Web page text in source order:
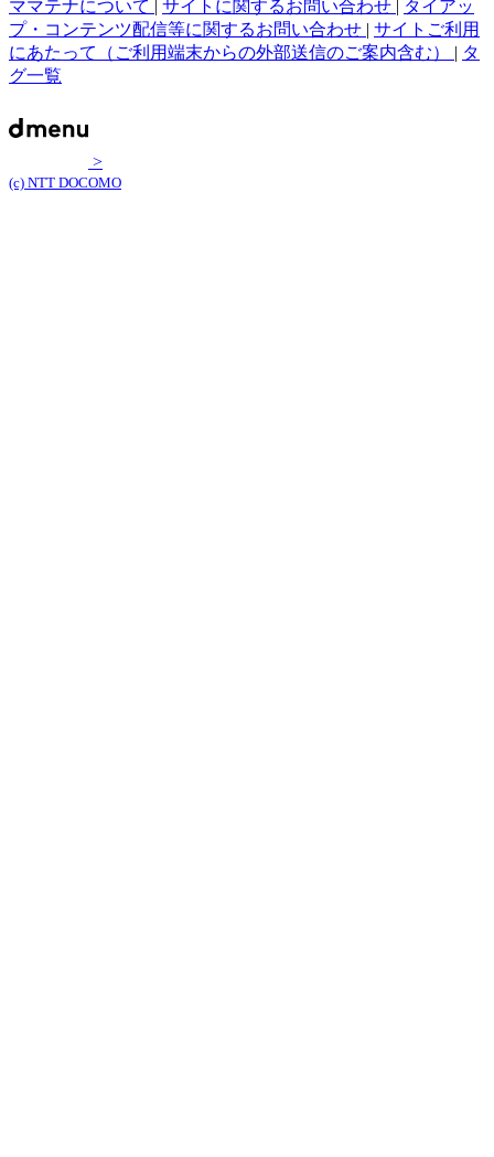
ママテナについて サイトに関するお問い合わせ
タイアッ
プ・コンテンツ配信等に関するお問い合わせ | サイトご利用
にあたって（ご利用端末からの外部送信のご案内含む） | タ
グ一覧
>
(c) NTT DOCOMO